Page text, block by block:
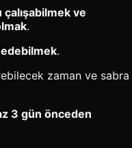
çalışabilmek ve
.
.
zaman ve sabra
3 gün önceden